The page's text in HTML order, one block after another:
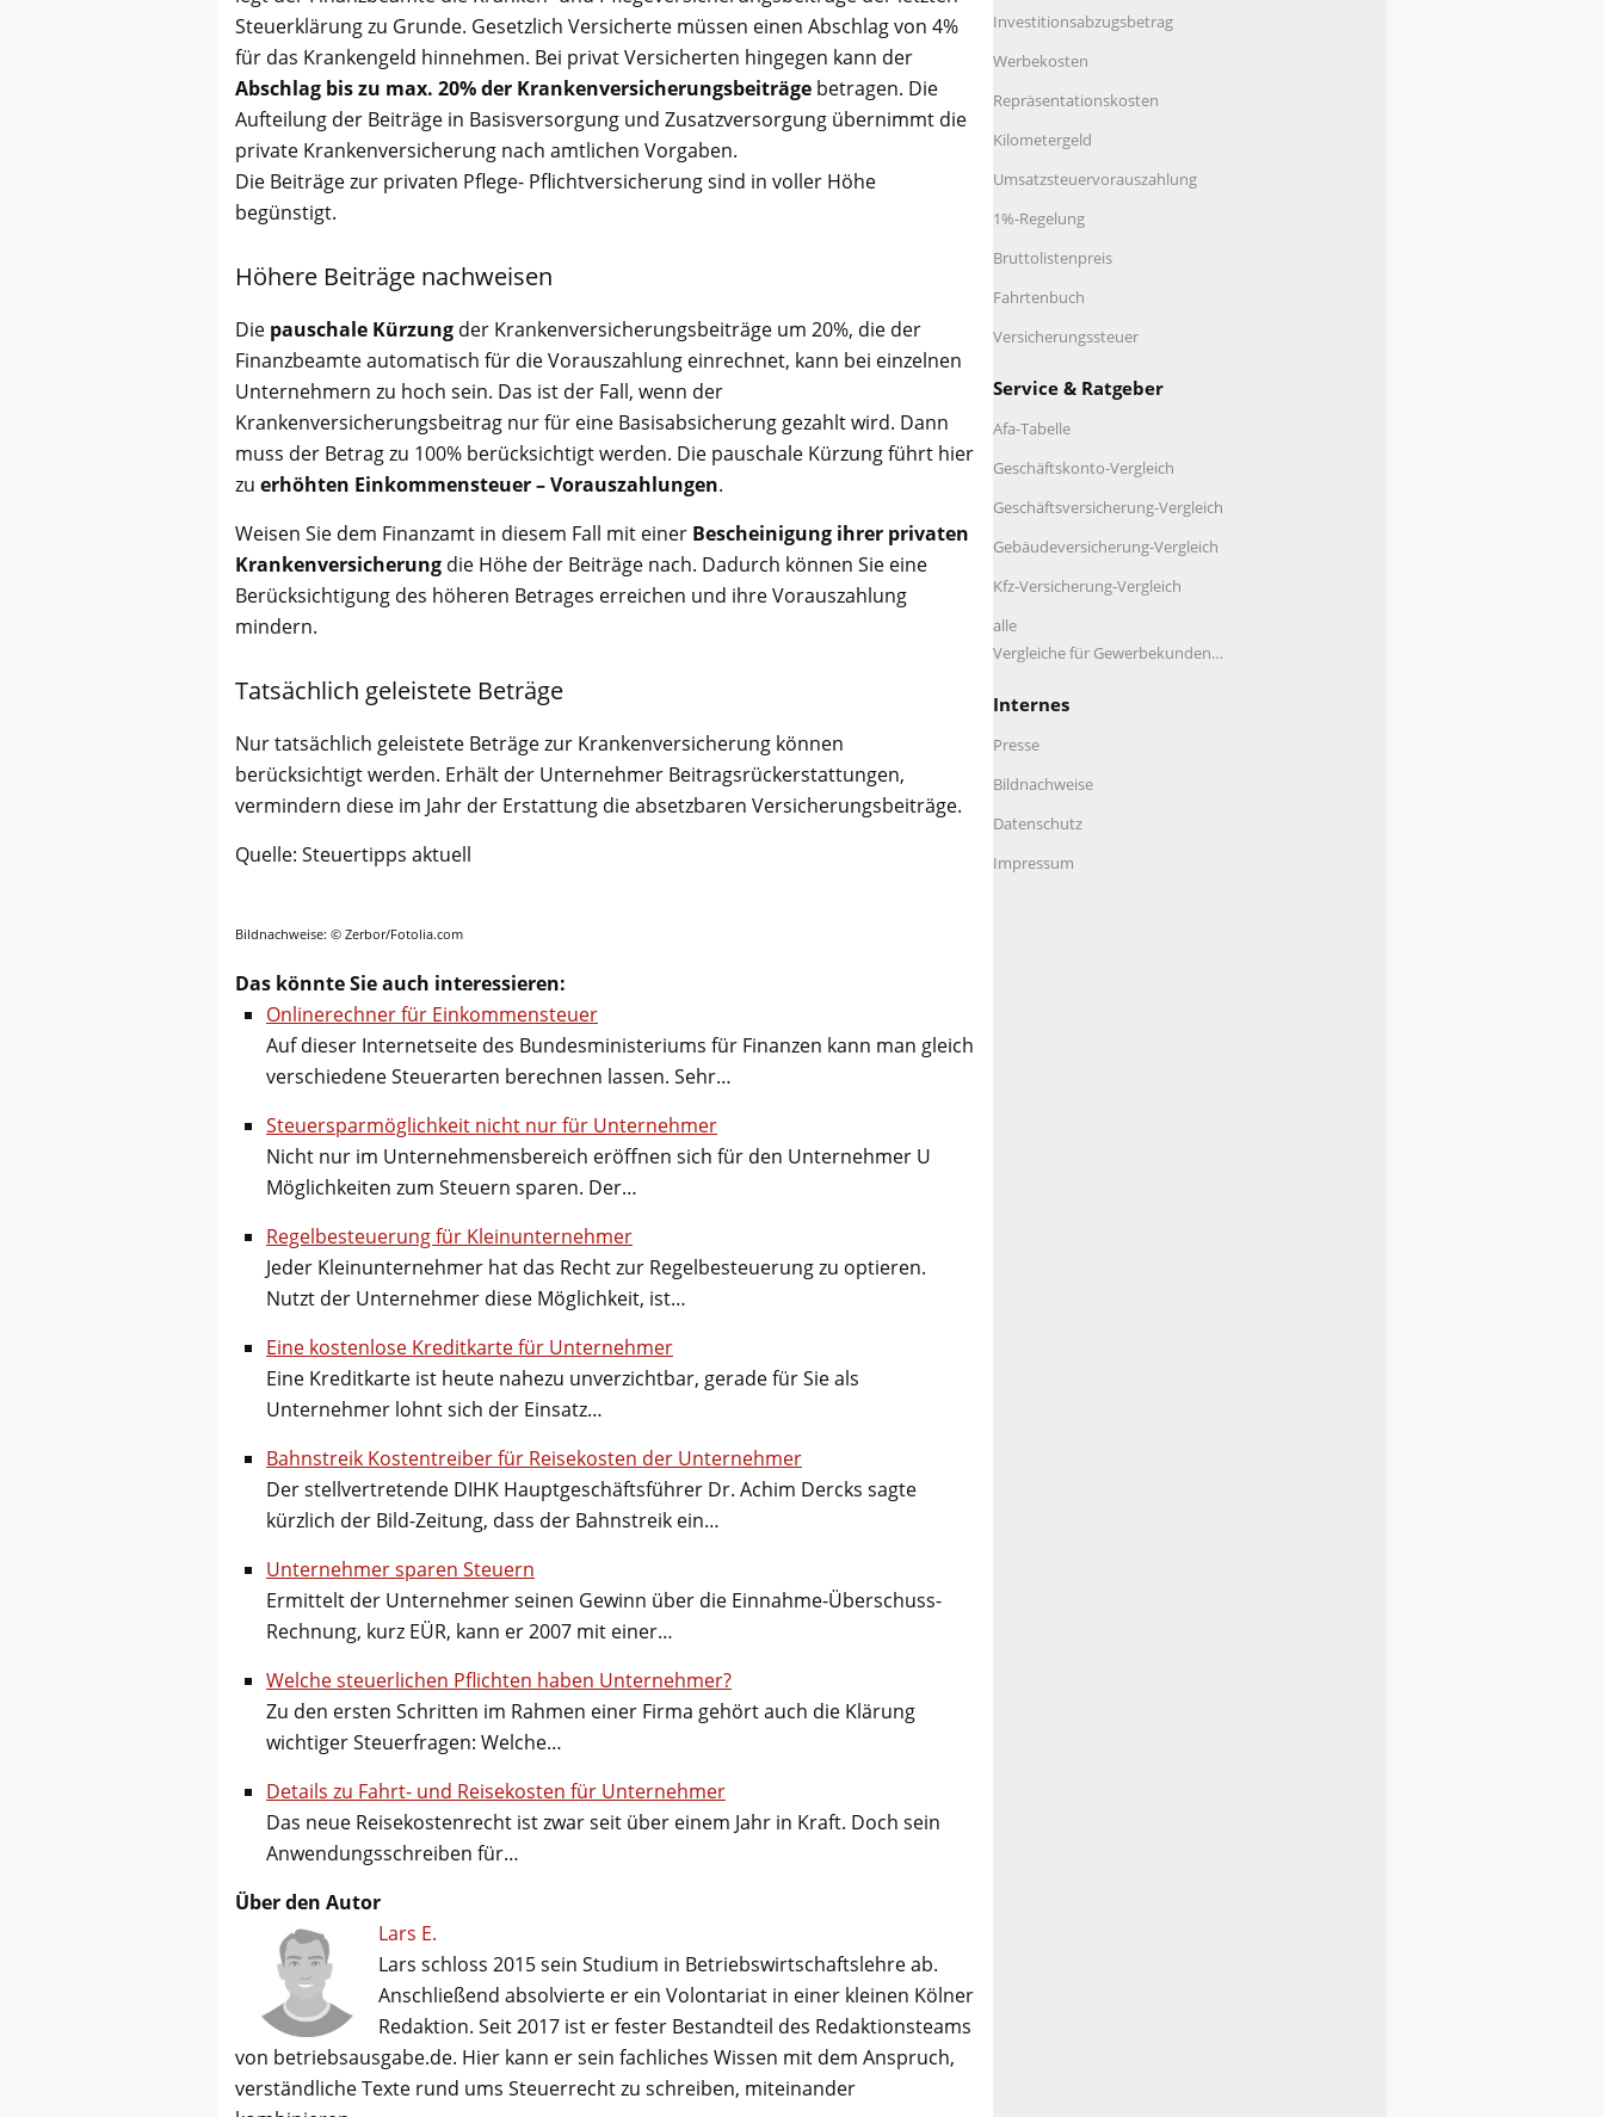
Steuerklärung zu Grunde. Gesetzlich Versicherte müssen einen Abschlag von 4%
für das Krankengeld hinnehmen. Bei privat Versicherten hingegen kann der
Abschlag bis zu max. 20% der Krankenversicherungsbeiträge betragen. Die
Aufteilung der Beiträge in Basisversorgung und Zusatzversorgung übernimmt die
private Krankenversicherung nach amtlichen Vorgaben.
Die Beiträge zur privaten Pflege- Pflichtversicherung sind in voller Höhe
begünstigt.
Höhere Beiträge nachweisen
Die pauschale Kürzung der Krankenversicherungsbeiträge um 20%, die der
Finanzbeamte automatisch für die Vorauszahlung einrechnet, kann bei einzelnen
Unternehmern zu hoch sein. Das ist der Fall, wenn der
Krankenversicherungsbeitrag nur für eine Basisabsicherung gezahlt wird. Dann
muss der Betrag zu 100% berücksichtigt werden. Die pauschale Kürzung führt hier
zu erhöhten Einkommensteuer – Vorauszahlungen.
Weisen Sie dem Finanzamt in diesem Fall mit einer Bescheinigung ihrer privaten
Krankenversicherung die Höhe der Beiträge nach. Dadurch können Sie eine
Berücksichtigung des höheren Betrages erreichen und ihre Vorauszahlung
mindern.
Tatsächlich geleistete Beträge
Nur tatsächlich geleistete Beträge zur Krankenversicherung können
berücksichtigt werden. Erhält der Unternehmer Beitragsrückerstattungen,
vermindern diese im Jahr der Erstattung die absetzbaren Versicherungsbeiträge.
Quelle: Steuertipps aktuell
Bildnachweise: © Zerbor/Fotolia.com
Das könnte Sie auch interessieren:
Onlinerechner für Einkommensteuer
Auf dieser Internetseite des Bundesministeriums für Finanzen kann man gleich
verschiedene Steuerarten berechnen lassen. Sehr…
Steuersparmöglichkeit nicht nur für Unternehmer
Nicht nur im Unternehmensbereich eröffnen sich für den Unternehmer U
Möglichkeiten zum Steuern sparen. Der…
Regelbesteuerung für Kleinunternehmer
Jeder Kleinunternehmer hat das Recht zur Regelbesteuerung zu optieren.
Nutzt der Unternehmer diese Möglichkeit, ist…
Eine kostenlose Kreditkarte für Unternehmer
Eine Kreditkarte ist heute nahezu unverzichtbar, gerade für Sie als
Unternehmer lohnt sich der Einsatz…
Bahnstreik Kostentreiber für Reisekosten der Unternehmer
Der stellvertretende DIHK Hauptgeschäftsführer Dr. Achim Dercks sagte
kürzlich der Bild-Zeitung, dass der Bahnstreik ein…
Unternehmer sparen Steuern
Ermittelt der Unternehmer seinen Gewinn über die Einnahme-Überschuss-
Rechnung, kurz EÜR, kann er 2007 mit einer…
Welche steuerlichen Pflichten haben Unternehmer?
Zu den ersten Schritten im Rahmen einer Firma gehört auch die Klärung
wichtiger Steuerfragen: Welche…
Details zu Fahrt- und Reisekosten für Unternehmer
Das neue Reisekostenrecht ist zwar seit über einem Jahr in Kraft. Doch sein
Anwendungsschreiben für…
Über den Autor
Lars E.
Lars schloss 2015 sein Studium in Betriebswirtschaftslehre ab.
Anschließend absolvierte er ein Volontariat in einer kleinen Kölner
Redaktion. Seit 2017 ist er fester Bestandteil des Redaktionsteams
von betriebsausgabe.de. Hier kann er sein fachliches Wissen mit dem Anspruch,
verständliche Texte rund ums Steuerrecht zu schreiben, miteinander
Investitionsabzugsbetrag
Werbekosten
Repräsentationskosten
Kilometergeld
Umsatzsteuervorauszahlung
1%-Regelung
Bruttolistenpreis
Fahrtenbuch
Versicherungssteuer
Service & Ratgeber
Afa-Tabelle
Geschäftskonto-Vergleich
Geschäftsversicherung-Vergleich
Gebäudeversicherung-Vergleich
Kfz-Versicherung-Vergleich
alle
Vergleiche für Gewerbekunden…
Internes
Presse
Bildnachweise
Datenschutz
Impressum